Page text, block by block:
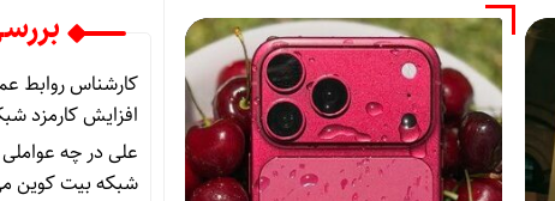
کارشناس روابط
افزایش کارمزد
علیدرچه
شبکه بیت کوین